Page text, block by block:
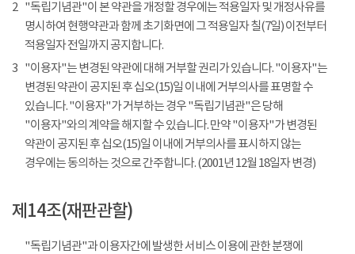
2 "독립기념관"이 본 약관을 개정할 경우에는 적용일자 및 개정사유를
명시하여 현행약관과 함께 초기화면에 그 적용일자 칠(7일) 이전부터
적용일자 전일까지 공지합니다.
3 "이용자"는 변경된 약관에 대해 거부할 권리가 있습니다. "이용자"는
변경된 약관이 공지된 후 십오(15)일 이내에 거부의사를 표명할 수
있습니다. "이용자"가 거부하는 경우 "독립기념관"은 당해
"이용자"와의 계약을 해지할 수 있습니다. 만약 "이용자"가 변경된
약관이 공지된 후 십오(15)일 이내에 거부의사를 표시하지 않는
경우에는 동의하는 것으로 간주합니다. (2001년 12월 18일자 변경)
제14조(재판관할)
"독립기념관"과 이용자간에 발생한 서비스 이용에 관한 분쟁에